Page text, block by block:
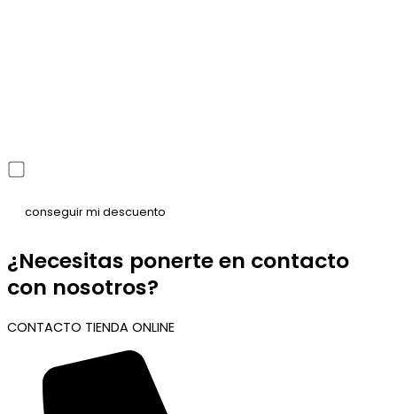
¿Necesitas ponerte en contacto
con nosotros?
CONTACTO TIENDA ONLINE